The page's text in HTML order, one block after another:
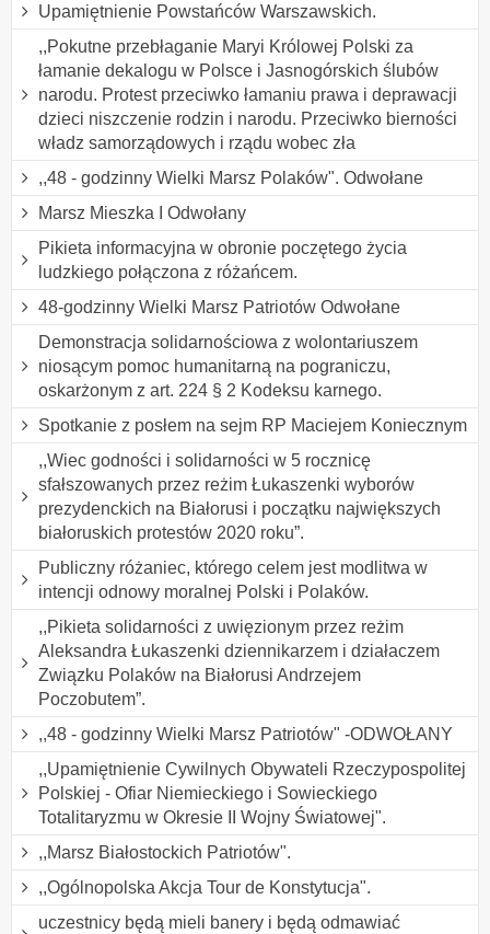
Upamiętnienie Powstańców Warszawskich.
,,Pokutne przebłaganie Maryi Królowej Polski za
łamanie dekalogu w Polsce i Jasnogórskich ślubów
narodu. Protest przeciwko łamaniu prawa i deprawacji
dzieci niszczenie rodzin i narodu. Przeciwko bierności
władz samorządowych i rządu wobec zła
,,48 - godzinny Wielki Marsz Polaków". Odwołane
Marsz Mieszka I Odwołany
Pikieta informacyjna w obronie poczętego życia
ludzkiego połączona z różańcem.
48-godzinny Wielki Marsz Patriotów Odwołane
Demonstracja solidarnościowa z wolontariuszem
niosącym pomoc humanitarną na pograniczu,
oskarżonym z art. 224 § 2 Kodeksu karnego.
Spotkanie z posłem na sejm RP Maciejem Koniecznym
,,Wiec godności i solidarności w 5 rocznicę
sfałszowanych przez reżim Łukaszenki wyborów
prezydenckich na Białorusi i początku największych
białoruskich protestów 2020 roku”.
Publiczny różaniec, którego celem jest modlitwa w
intencji odnowy moralnej Polski i Polaków.
,,Pikieta solidarności z uwięzionym przez reżim
Aleksandra Łukaszenki dziennikarzem i działaczem
Związku Polaków na Białorusi Andrzejem
Poczobutem”.
,,48 - godzinny Wielki Marsz Patriotów" -ODWOŁANY
,,Upamiętnienie Cywilnych Obywateli Rzeczypospolitej
Polskiej - Ofiar Niemieckiego i Sowieckiego
Totalitaryzmu w Okresie II Wojny Światowej".
,,Marsz Białostockich Patriotów".
,,Ogólnopolska Akcja Tour de Konstytucja".
uczestnicy będą mieli banery i będą odmawiać